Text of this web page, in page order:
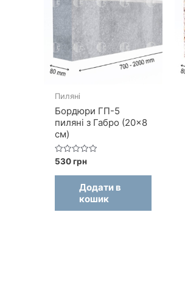
Пиляні
Бордюри ГП-5
пиляні з Габро (20×8
см)
Оцінено
в
0
530грн
Додати в
кошик